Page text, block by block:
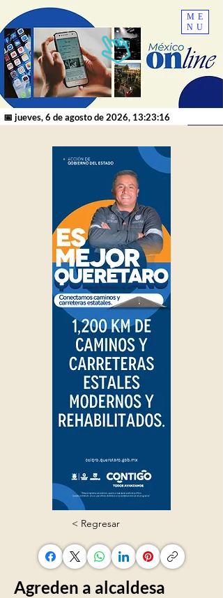
ME
NU
📅 jueves, 6 de agosto de 2026, 13:23:16
< Regresar
Agreden a alcaldesa